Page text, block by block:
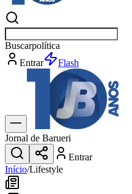
Buscarnotícias em Baruer
Entrar
Explorar
Jornal de Barueri
Entrar
Início/Lifestyle